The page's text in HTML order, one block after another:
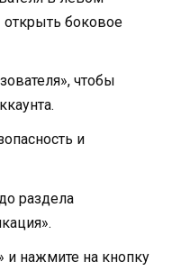
открыть боковое
чтобы
и
раздела
и нажмите на кнопку